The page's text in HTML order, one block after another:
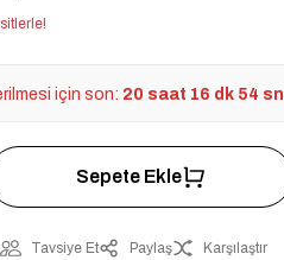
için son: 20 saat 16 dk 54 sn
Sepete Ekle
Tavsiye Et Paylaş Karşılaştır